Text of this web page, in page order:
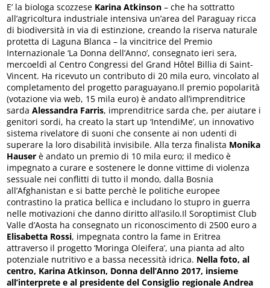
E’ la biologa scozzese Karina Atkinson – che ha sottratto
all’agricoltura industriale intensiva un’area del Paraguay ricca
di biodiversità in via di estinzione, creando la riserva naturale
protetta di Laguna Blanca – la vincitrice del Premio
Internazionale ‘La Donna dell’Anno’, consegnato ieri sera,
mercoeldì al Centro Congressi del Grand Hôtel Billia di Saint-
Vincent. Ha ricevuto un contributo di 20 mila euro, vincolato al
completamento del progetto paraguayano.Il premio popolarità
(votazione via web, 15 mila euro) è andato all’imprenditrice
sarda Alessandra Farris, imprenditrice sarda che, per aiutare i
genitori sordi, ha creato la start up ‘IntendiMe’, un innovativo
sistema rivelatore di suoni che consente ai non udenti di
superare la loro disabilità invisibile. Alla terza finalista Monika
Hauser è andato un premio di 10 mila euro; il medico è
impegnato a curare e sostenere le donne vittime di violenza
sessuale nei conflitti di tutto il mondo, dalla Bosnia
all’Afghanistan e si batte perchè le politiche europee
contrastino la pratica bellica e includano lo stupro in guerra
nelle motivazioni che danno diritto all’asilo.Il Soroptimist Club
Valle d’Aosta ha consegnato un riconoscimento di 2500 euro a
Elisabetta Rossi, impegnata contro la fame in Eritrea
attraverso il progetto ‘Moringa Oleifera’, una pianta ad alto
potenziale nutritivo e a bassa necessità idrica. Nella foto, al
centro, Karina Atkinson, Donna dell’Anno 2017, insieme
all’interprete e al presidente del Consiglio regionale Andrea